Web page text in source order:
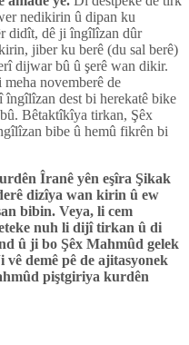
nedikirin û dipan ku
didît, dê ji îngîlîzan dûr
jiber ku berê (du sal berê)
dijwar bû û şerê wan dikir.
novemberê de
dest bi herekatê bike
Bêtaktîkîya tirkan, Şêx
bibe û hemû fikrên bi
Îranê yên eşîra Şikak
dizîya wan kirin û ew
bibin. Veya, li cem
nuh li dijî tirkan û di
û ji bo Şêx Mahmûd gelek
demê pê de ajitasyonek
piştgiriya kurdên